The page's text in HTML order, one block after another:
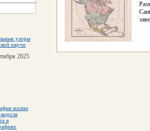
узоры
парчи
2025
жизни
в